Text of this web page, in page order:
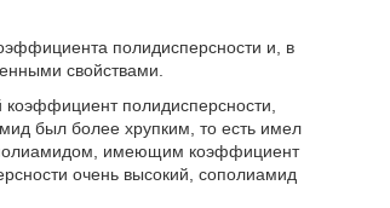
полидисперсности и, в
свойствами.
полидисперсности,
был более хрупким, то есть имел
имеющим коэффициент
очень высокий, сополиамид